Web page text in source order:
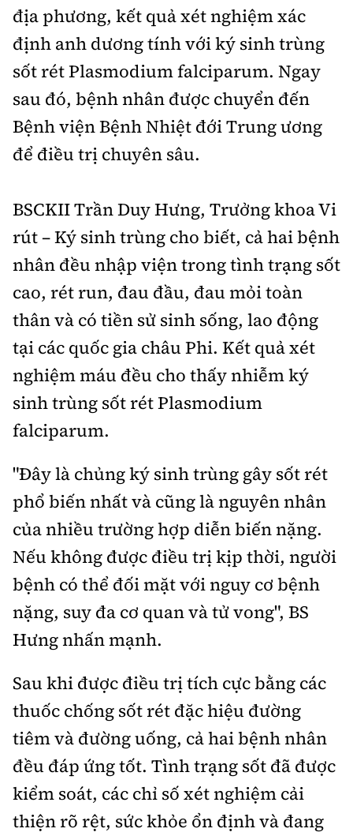
địa phương, kết quả xét nghiệm xác
định anh dương tính với ký sinh trùng
sốt rét Plasmodium falciparum. Ngay
sau đó, bệnh nhân được chuyển đến
Bệnh viện Bệnh Nhiệt đới Trung ương
để điều trị chuyên sâu.
BSCKII Trần Duy Hưng, Trưởng khoa Vi
rút – Ký sinh trùng cho biết, cả hai bệnh
nhân đều nhập viện trong tình trạng sốt
cao, rét run, đau đầu, đau mỏi toàn
thân và có tiền sử sinh sống, lao động
tại các quốc gia châu Phi. Kết quả xét
nghiệm máu đều cho thấy nhiễm ký
sinh trùng sốt rét Plasmodium
falciparum.
"Đây là chủng ký sinh trùng gây sốt rét
phổ biến nhất và cũng là nguyên nhân
của nhiều trường hợp diễn biến nặng.
Nếu không được điều trị kịp thời, người
bệnh có thể đối mặt với nguy cơ bệnh
nặng, suy đa cơ quan và tử vong", BS
Hưng nhấn mạnh.
Sau khi được điều trị tích cực bằng các
thuốc chống sốt rét đặc hiệu đường
tiêm và đường uống, cả hai bệnh nhân
đều đáp ứng tốt. Tình trạng sốt đã được
kiểm soát, các chỉ số xét nghiệm cải
thiện rõ rệt, sức khỏe ổn định và đang